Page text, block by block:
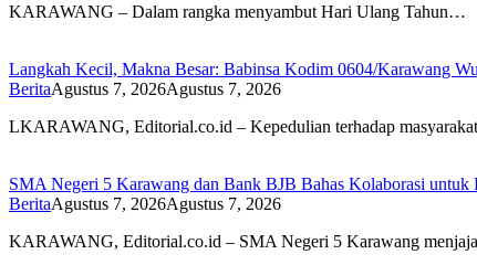
KARAWANG – Dalam rangka menyambut Hari Ulang Tahun…
Langkah Kecil, Makna Besar: Babinsa Kodim 0604/Karawang
BeritaAgustus 7, 2026Agustus 7, 2026
LKARAWANG, Editorial.co.id – Kepedulian terhadap
SMA Negeri 5 Karawang dan Bank BJB Bahas Kolaborasi untuk
BeritaAgustus 7, 2026Agustus 7, 2026
KARAWANG, Editorial.co.id – SMA Negeri 5 Karawang